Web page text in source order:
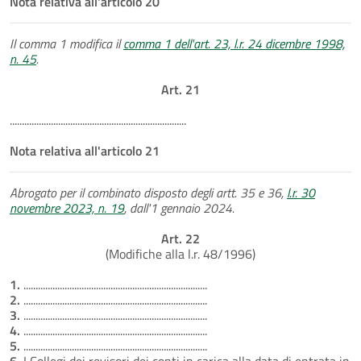
Il comma 1 modifica ilcomma 1 dell'art. 23, l.r. 24 dicembre 1998,
n. 45.
Art. 21
.........................................................................
Nota relativa all'articolo 21
Abrogato per il combinato disposto degli artt. 35 e 36, l.r. 30
novembre 2023, n. 19, dall'1 gennaio 2024.
Art. 22
(Modifiche alla l.r. 48/1996)
1. ............................................................................
2. ............................................................................
3. ............................................................................
4. ............................................................................
5. ............................................................................